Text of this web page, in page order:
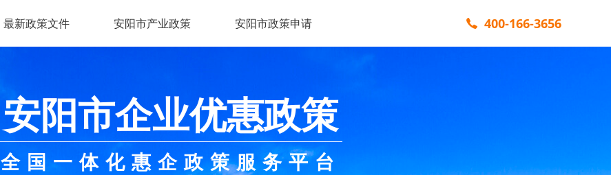
最新政策文件 安阳市产业政策 安阳市政策申请 400-166-3656
安阳市企业优惠政策
全国一体化惠企政策服务平台